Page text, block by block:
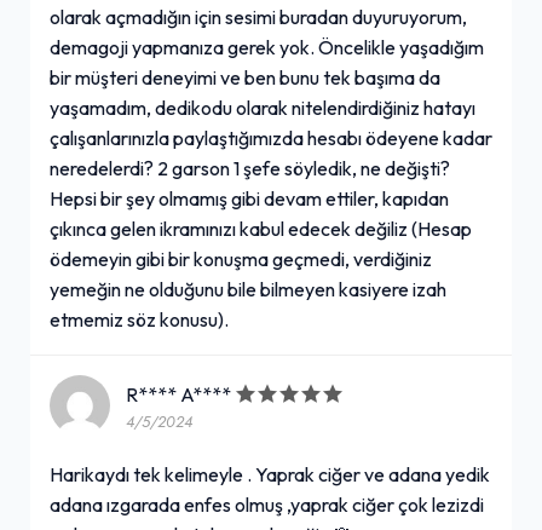
olarak açmadığın için sesimi buradan duyuruyorum,
demagoji yapmanıza gerek yok. Öncelikle yaşadığım
bir müşteri deneyimi ve ben bunu tek başıma da
yaşamadım, dedikodu olarak nitelendirdiğiniz hatayı
çalışanlarınızla paylaştığımızda hesabı ödeyene kadar
neredelerdi? 2 garson 1 şefe söyledik, ne değişti?
Hepsi bir şey olmamış gibi devam ettiler, kapıdan
çıkınca gelen ikramınızı kabul edecek değiliz (Hesap
ödemeyin gibi bir konuşma geçmedi, verdiğiniz
yemeğin ne olduğunu bile bilmeyen kasiyere izah
etmemiz söz konusu).
R**** A****
4/5/2024
Harikaydı tek kelimeyle . Yaprak ciğer ve adana yedik
adana ızgarada enfes olmuş ,yaprak ciğer çok lezizdi